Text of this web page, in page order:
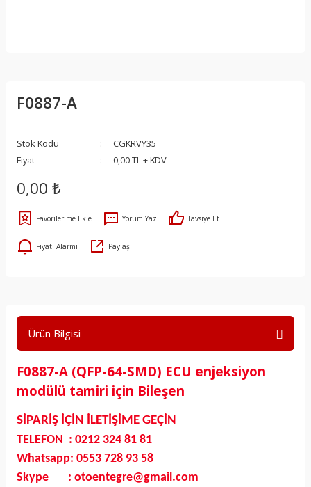
F0887-A
Stok Kodu
CGKRVY35
Fiyat
0,00 TL + KDV
0,00 ₺
Yorum Yaz Tavsiye Et
Fiyatı Alarmı Paylaş
Ürün Bilgisi
F0887-A (QFP-64-SMD) ECU enjeksiyon
modülü tamiri için Bileşen
SİPARİŞ İÇİN İLETİŞİME GEÇİN
TELEFON : 0212 324 81 81
Whatsapp: 0553 728 93 58
Skype : otoentegre@gmail.com